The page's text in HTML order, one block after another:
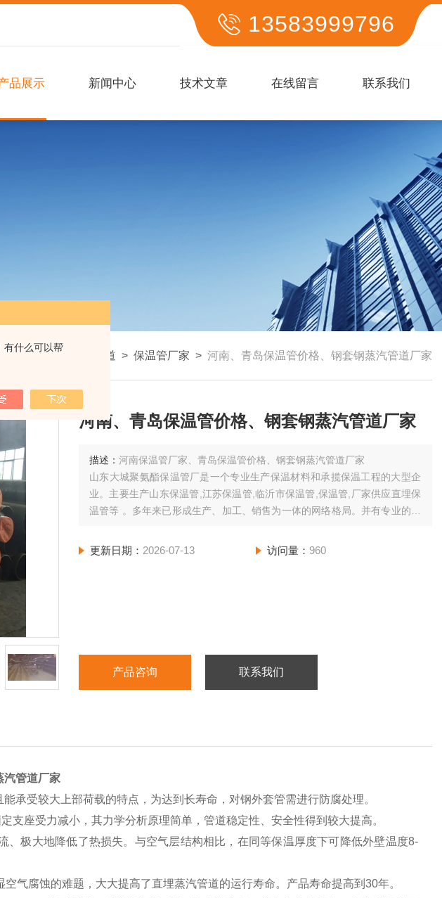
有什么可以帮
13583999796
品展示 新闻中心 技术文章 在线留言 联系我们
> 预制直埋保温管管道 > 保温管厂家 > 河南、青岛保温管价格、钢套钢蒸汽管道厂家
河南、青岛保温管价格、钢套钢蒸汽管道厂家
描述：河南保温管厂家、青岛保温管价格、钢套钢蒸汽管道厂家
山东大城聚氨酯保温管厂是一个专业生产保温材料和承揽保温工程的大型企
业。主要生产山东保温管,江苏保温管,临沂市保温管,保温管,厂家供应直埋保
温管等 。多年来已形成生产、加工、销售为一体的网络格局。并有专业的施
更新日期： 2026-07-13 访问量： 960
产品咨询 联系我们
汽管道厂家
承受较大上部荷载的特点，为达到长寿命，对钢外套管需进行防腐处理。
支座受力减小，其力学分析原理简单，管道稳定性、安全性得到较大提高。
、极大地降低了热损失。与空气层结构相比，在同等保温厚度下可降低外壁温度8-
气腐蚀的难题，大大提高了直埋蒸汽管道的运行寿命。产品寿命提高到30年。